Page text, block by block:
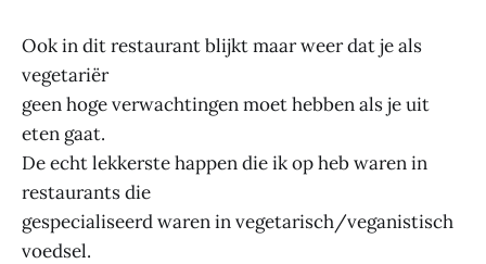
Ook in dit restaurant blijkt maar weer dat je als
vegetariër
geen hoge verwachtingen moet hebben als je uit
eten gaat.
De echt lekkerste happen die ik op heb waren in
restaurants die
gespecialiseerd waren in vegetarisch/veganistisch
voedsel.